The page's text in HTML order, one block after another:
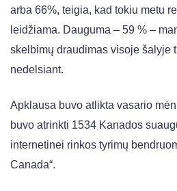
arba 66%, teigia, kad tokiu metu
leidžiama. Dauguma – 59 % –
skelbimų draudimas visoje šalyje
nedelsiant.
Apklausa buvo atlikta vasario
buvo atrinkti 1534 Kanados
internetinei rinkos tyrimų
Canada“.